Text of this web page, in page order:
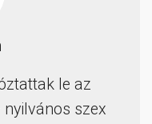
le az
szex